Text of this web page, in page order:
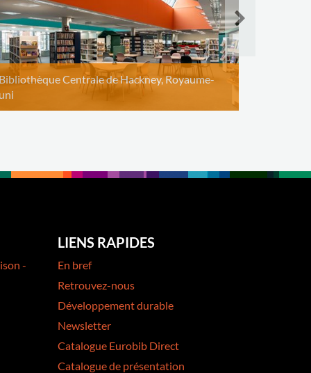
Bibliothèque Centrale de Hackney, Royaume-
uni
-
LIENS RAPIDES
En bref
Retrouvez-nous
Développement durable
Newsletter
Catalogue Eurobib Direct
Catalogue de présentation